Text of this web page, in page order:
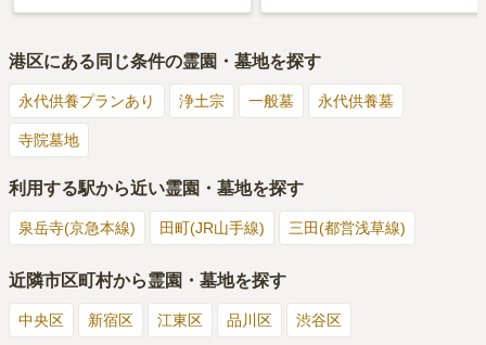
港区にある同じ条件の霊園・墓地を探す
永代供養プランあり 浄土宗 一般墓 永代供養墓
寺院墓地
利用する駅から近い霊園・墓地を探す
泉岳寺(京急本線) 田町(JR山手線) 三田(都営浅草線)
近隣市区町村から霊園・墓地を探す
中央区 新宿区 江東区 品川区 渋谷区